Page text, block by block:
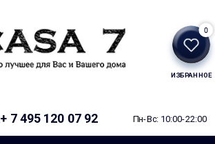
ИЗБРАННОЕ
0
+ 7 495 120 07 92 Пн-Вс: 10:00-22:00